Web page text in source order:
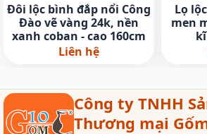
Đôi lộc bình đắp nổi Công
Đào vẽ vàng 24k, nền
xanh coban - cao 160cm
Liên hệ
Lọ
men
Công ty TNHH
Thương mại